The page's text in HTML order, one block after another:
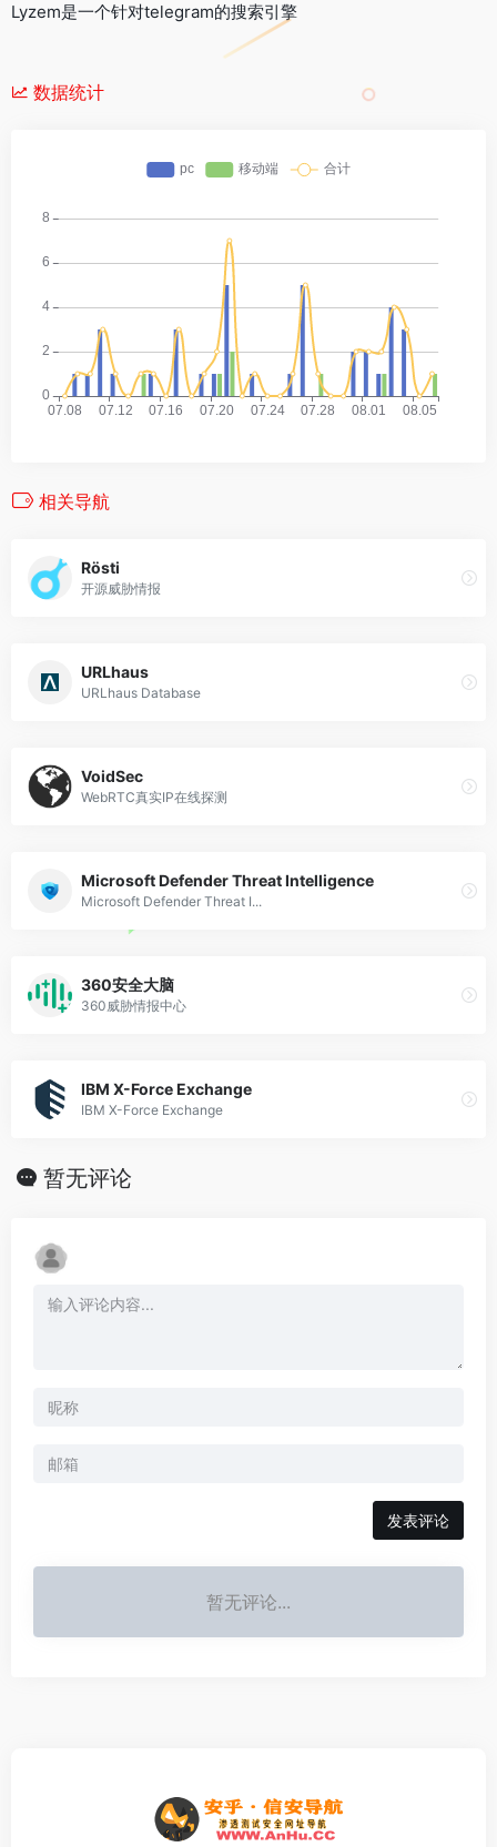
Lyzem是一个针对telegram的搜索引擎
数据统计
相关导航
Rösti
开源威胁情报
URLhaus
URLhaus Database
VoidSec
WebRTC真实IP在线探测
Microsoft Defender Threat Intelligence
Microsoft Defender Threat I...
360安全大脑
360威胁情报中心
IBM X-Force Exchange
IBM X-Force Exchange
暂无评论
发表评论
暂无评论...